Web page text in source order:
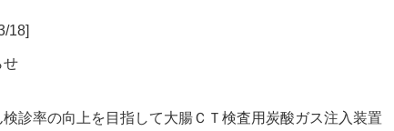
18]
せ
診率の向上を目指して大腸ＣＴ検査用炭酸ガス注入装置